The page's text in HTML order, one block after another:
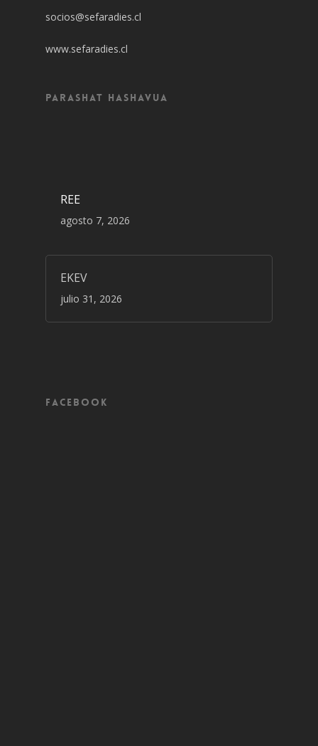
socios@sefaradies.cl
www.sefaradies.cl
Parashat Hashavua
REE
agosto 7, 2026
EKEV
julio 31, 2026
Facebook